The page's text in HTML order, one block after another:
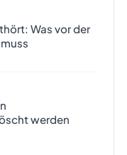
Was vor der
werden